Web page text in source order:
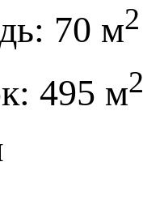
70 м2
495 м2